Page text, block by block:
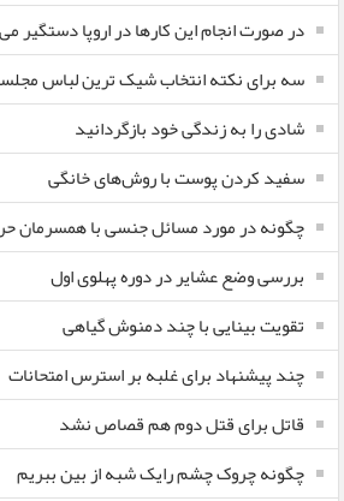
در صورت انجام این کارها در اروپا دستگیر
سه برای نکته انتخاب شیک ترین لباس
شادی را به زندگی خود بازگردانید
سفید کردن پوست با روش‌های خانگی
چگونه در مورد مسائل جنسی با همسرمان
بررسی وضع عشایر در دوره پهلوی اول
تقویت بینایی با چند دمنوش گیاهی
چند پیشنهاد برای غلبه بر استرس امتحانات
قاتل برای قتل دوم هم قصاص نشد
چگونه چروک چشم رایک شبه از بین ببریم